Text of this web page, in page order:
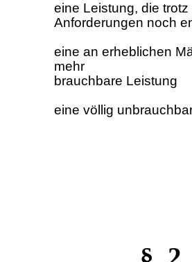
eine Leistung, die
Anforderungen noch
eine an erheblichen
mehr
brauchbare Leistung
eine völlig